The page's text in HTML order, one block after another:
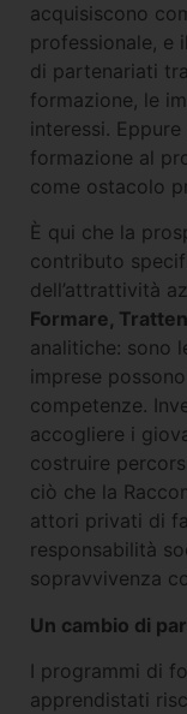
acquisiscono
professionale, e
di partenariati
formazione, le
interessi.
formazione al
come ostacolo
È qui che la
contributo
dell’attrattività
Formare,
analitiche: sono
imprese
competenze.
accogliere i
costruire
ciò che la
attori privati di
responsabilità
sopravvivenza
Un cambio di
I programmi di
apprendistati